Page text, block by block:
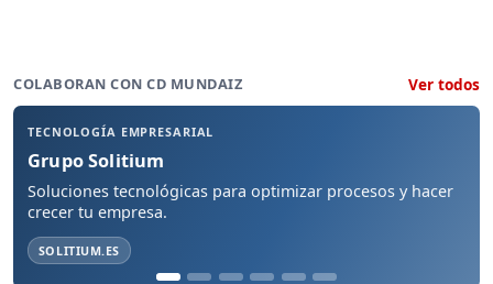
COLABORAN CON CD MUNDAIZ Ver todos
TECNOLOGÍA EMPRESARIAL
Grupo Solitium
Soluciones tecnológicas para optimizar procesos y hacer
crecer tu empresa.
SOLITIUM.ES